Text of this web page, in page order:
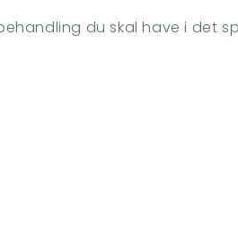
du skal have i det